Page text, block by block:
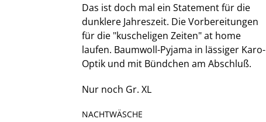
Das ist doch mal ein Statement für die
dunklere Jahreszeit. Die Vorbereitungen
für die "kuscheligen Zeiten" at home
laufen. Baumwoll-Pyjama in lässiger Karo-
Optik und mit Bündchen am Abschluß.
Nur noch Gr. XL
NACHTWÄSCHE